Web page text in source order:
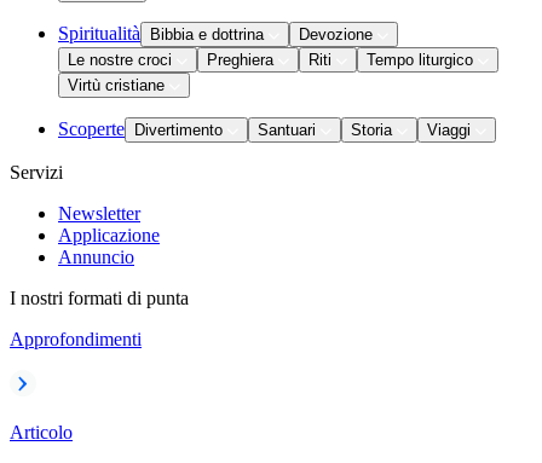
Spiritualità Bibbia e dottrina
Devozione
Le nostre croci
Preghiera Riti
Tempo liturgico
Virtù cristiane
Scoperte Divertimento Santuari Storia Viaggi
Servizi
Newsletter
Applicazione
Annuncio
I nostri formati di punta
Approfondimenti
Articolo